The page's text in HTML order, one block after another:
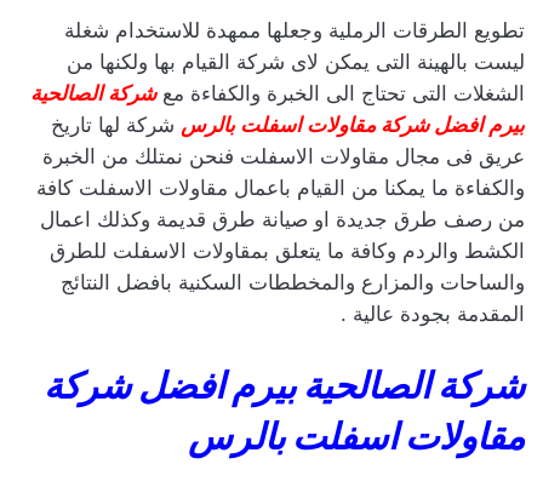
تطويع الطرقات الرملية وجعلها ممهدة للاستخدام شغلة
ليست بالهينة التى يمكن لاى شركة القيام بها ولكنها من
الشغلات التى تحتاج الى الخبرة والكفاءة معشركة الصالحية
بيرم افضل شركة مقاولات اسفلت بالرس شركة لها تاريخ
عريق فى مجال مقاولات الاسفلت فنحن نمتلك من الخبرة
والكفاءة ما يمكنا من القيام باعمال مقاولات الاسفلت كافة
من رصف طرق جديدة او صيانة طرق قديمة وكذلك اعمال
الكشط والردم وكافة ما يتعلق بمقاولات الاسفلت للطرق
والساحات والمزارع والمخططات السكنية بافضل النتائج
المقدمة بجودة عالية .
شركة الصالحية بيرم افضل شركة
مقاولات اسفلت بالرس